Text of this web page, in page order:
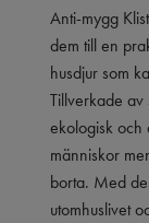
Anti-mygg
dem till en
husdjur som
Tillverkade av
ekologisk och
människor
borta. Med
utomhuslivet